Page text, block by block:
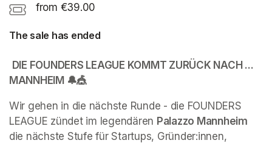
from €39.00
The sale has ended
DIE FOUNDERS LEAGUE KOMMT ZURÜCK NACH ...
MANNHEIM 🔔🎪
Wir gehen in die nächste Runde - die FOUNDERS
LEAGUE zündet im legendären Palazzo Mannheim
die nächste Stufe für Startups, Gründer:innen,